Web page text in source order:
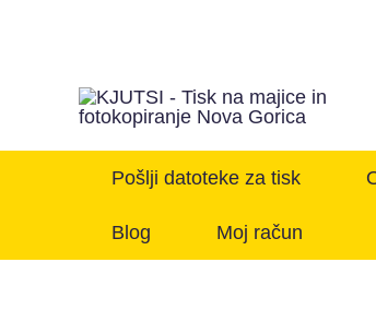
Pošlji datoteke za tisk
Blog Moj račun